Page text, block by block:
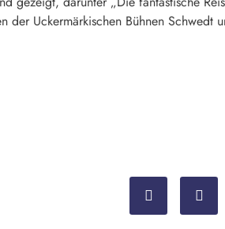
der Uckermärkischen Bühnen